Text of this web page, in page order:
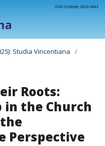
Studia Vincentiana /
Roots:
in the Church
Perspective